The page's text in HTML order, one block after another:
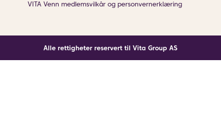
VITA Venn medlemsvilkår og personvernerklæring
Alle rettigheter reservert til Vita Group AS